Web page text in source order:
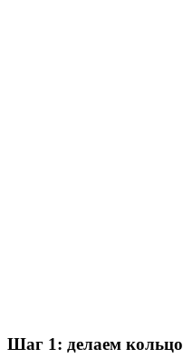
Шаг 1: делаем кольцо